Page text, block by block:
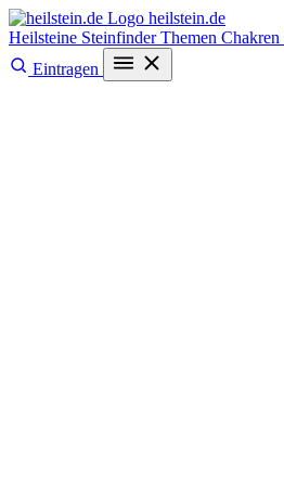
heilstein.de
Heilsteine SteinfinderThemen Chakren
Eintragen